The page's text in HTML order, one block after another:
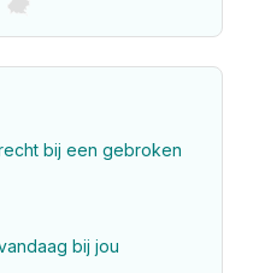
bij een gebroken
bij jou